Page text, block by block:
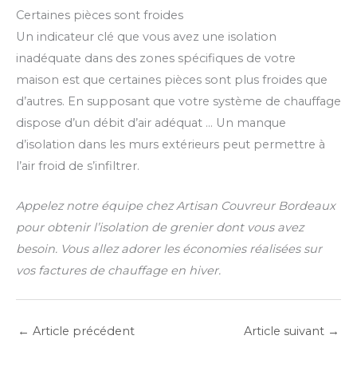
Certaines pièces sont froides
Un indicateur clé que vous avez une isolation
inadéquate dans des zones spécifiques de votre
maison est que certaines pièces sont plus froides que
d’autres. En supposant que votre système de chauffage
dispose d’un débit d’air adéquat … Un manque
d’isolation dans les murs extérieurs peut permettre à
l’air froid de s’infiltrer.
Appelez notre équipe chez Artisan Couvreur Bordeaux
pour obtenir l’isolation de grenier dont vous avez
besoin. Vous allez adorer les économies réalisées sur
vos factures de chauffage en hiver.
← Article précédent Article suivant →